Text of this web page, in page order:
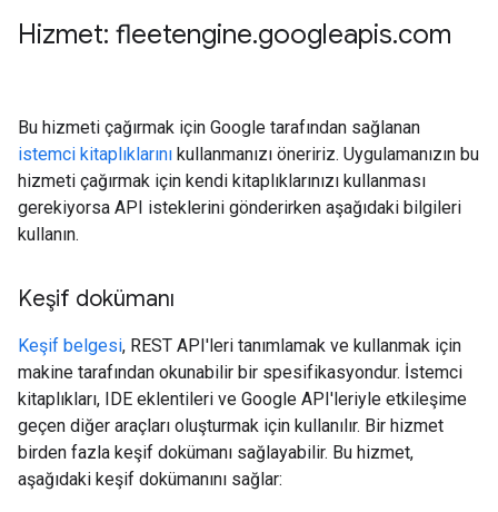
Hizmet: fleetengine.googleapis.com
Bu hizmeti çağırmak için Google tarafından sağlanan
istemci kitaplıklarını kullanmanızı öneririz. Uygulamanızın bu
hizmeti çağırmak için kendi kitaplıklarınızı kullanması
gerekiyorsa API isteklerini gönderirken aşağıdaki bilgileri
kullanın.
Keşif dokümanı
Keşif belgesi, REST API'leri tanımlamak ve kullanmak için
makine tarafından okunabilir bir spesifikasyondur. İstemci
kitaplıkları, IDE eklentileri ve Google API'leriyle etkileşime
geçen diğer araçları oluşturmak için kullanılır. Bir hizmet
birden fazla keşif dokümanı sağlayabilir. Bu hizmet,
aşağıdaki keşif dokümanını sağlar: